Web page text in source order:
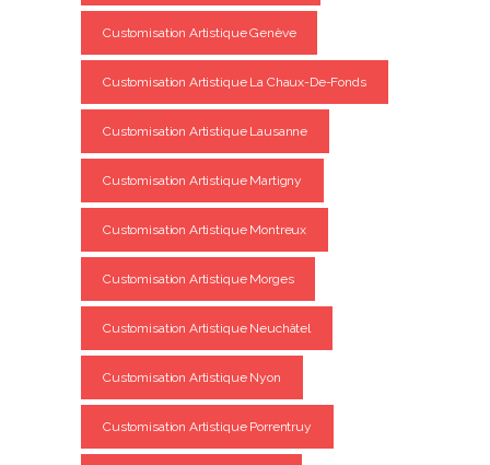
Customisation Artistique Genève
Customisation Artistique La Chaux-De-Fonds
Customisation Artistique Lausanne
Customisation Artistique Martigny
Customisation Artistique Montreux
Customisation Artistique Morges
Customisation Artistique Neuchâtel
Customisation Artistique Nyon
Customisation Artistique Porrentruy